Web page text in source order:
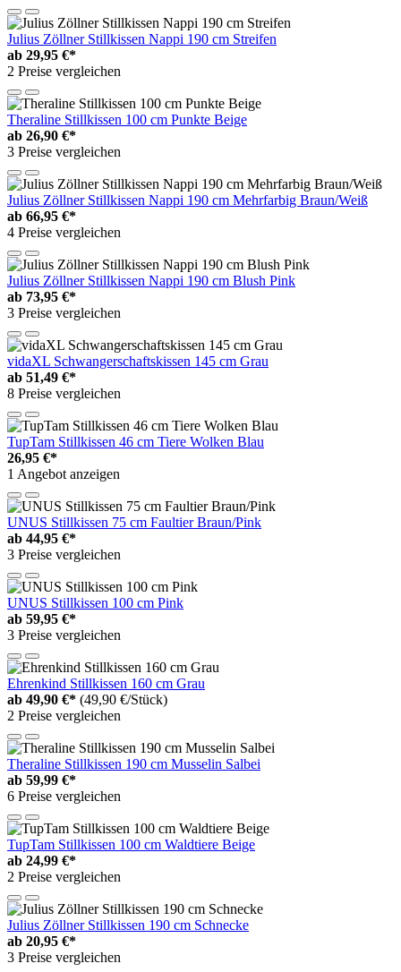
Julius Zöllner Stillkissen Nappi 190 cm Streifen
ab 29,95 €*
2 Preise vergleichen
Theraline Stillkissen 100 cm Punkte Beige
ab 26,90 €*
3 Preise vergleichen
Julius Zöllner Stillkissen Nappi 190 cm Mehrfarbig Braun/Weiß
ab 66,95 €*
4 Preise vergleichen
Julius Zöllner Stillkissen Nappi 190 cm Blush Pink
ab 73,95 €*
3 Preise vergleichen
vidaXL Schwangerschaftskissen 145 cm Grau
ab 51,49 €*
8 Preise vergleichen
TupTam Stillkissen 46 cm Tiere Wolken Blau
26,95 €*
1 Angebot anzeigen
UNUS Stillkissen 75 cm Faultier Braun/Pink
ab 44,95 €*
3 Preise vergleichen
UNUS Stillkissen 100 cm Pink
ab 59,95 €*
3 Preise vergleichen
Ehrenkind Stillkissen 160 cm Grau
ab 49,90 €* (49,90 €/Stück)
2 Preise vergleichen
Theraline Stillkissen 190 cm Musselin Salbei
ab 59,99 €*
6 Preise vergleichen
TupTam Stillkissen 100 cm Waldtiere Beige
ab 24,99 €*
2 Preise vergleichen
Julius Zöllner Stillkissen 190 cm Schnecke
ab 20,95 €*
3 Preise vergleichen